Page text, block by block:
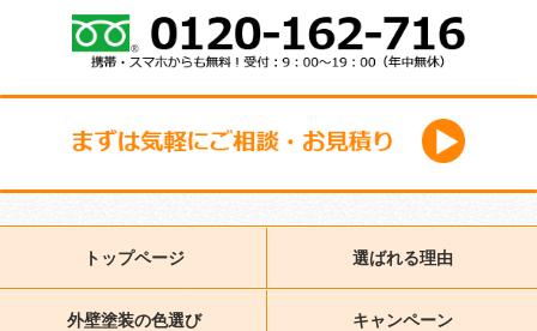
トップページ 選ばれる理由
外壁塗装の色選び キャンペーン